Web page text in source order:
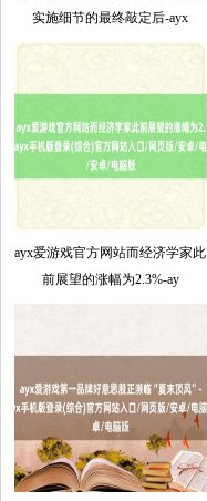
实施细节的最终敲定后-ayx
ayx爱游戏官方网站而经济学家此
前展望的涨幅为2.3%-ay